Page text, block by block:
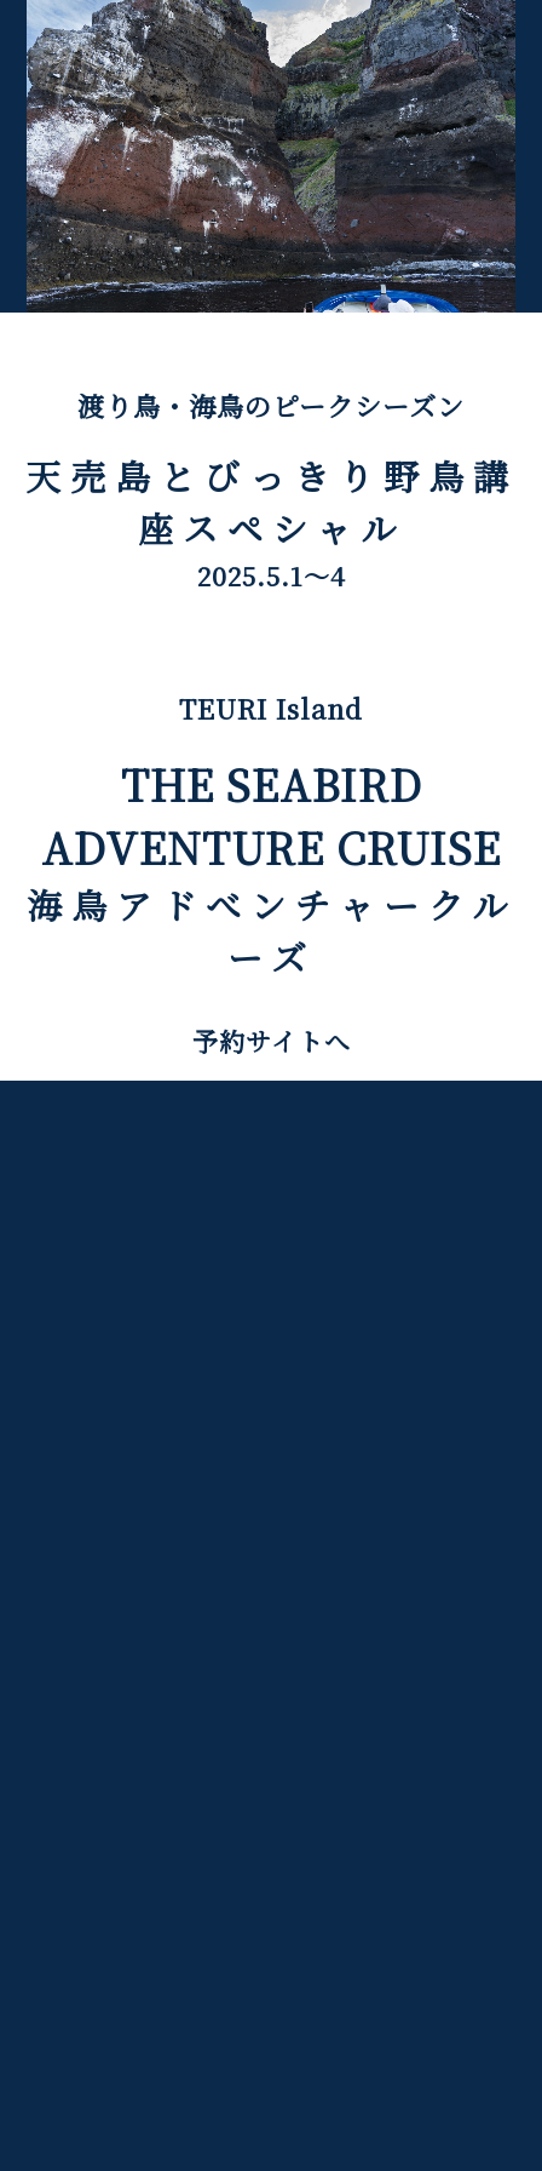
渡り鳥・海鳥のピークシーズン
天売島とびっきり野鳥講
座スペシャル
2025.5.1〜4
TEURI Island
THE SEABIRD
ADVENTURE CRUISE
海鳥アドべンチャークル
ーズ
予約サイトへ